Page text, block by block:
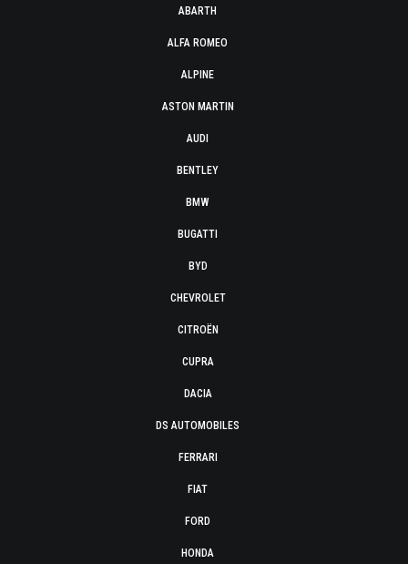
ABARTH
ALFA ROMEO
ALPINE
ASTON MARTIN
AUDI
BENTLEY
BMW
BUGATTI
BYD
CHEVROLET
CITROËN
CUPRA
DACIA
DS AUTOMOBILES
FERRARI
FIAT
FORD
HONDA